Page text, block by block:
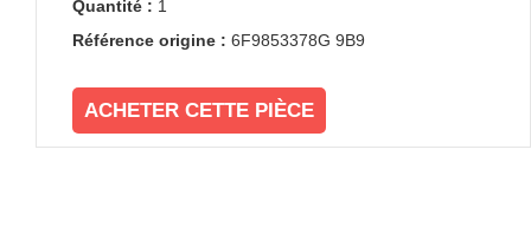
Quantité : 1
Référence origine : 6F9853378G 9B9
ACHETER CETTE PIÈCE